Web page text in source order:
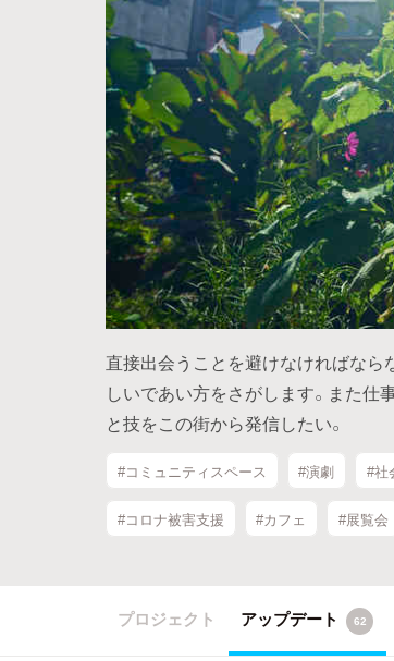
直接出会うことを避けなければなら
しいであい方をさがします。また仕
と技をこの街から発信したい。
#コミュニティスペース #演劇 #社
#コロナ被害支援 #カフェ #展覧会
プロジェクト アップデート 62